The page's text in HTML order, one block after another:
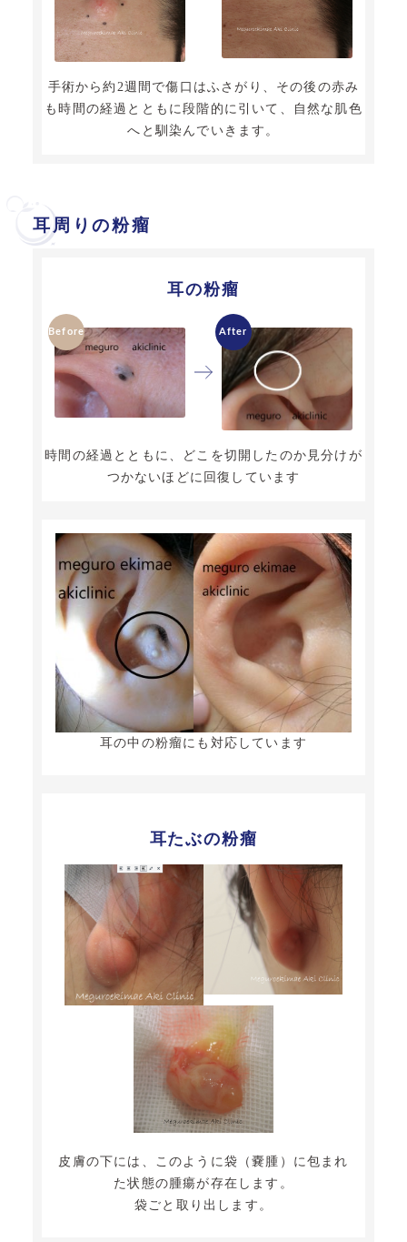
手術から約2週間で傷口はふさがり、その後の赤み
も時間の経過とともに段階的に引いて、自然な肌色
へと馴染んでいきます。
耳周りの粉瘤
耳の粉瘤
時間の経過とともに、どこを切開したのか見分けが
つかないほどに回復しています
耳の中の粉瘤にも対応しています
耳たぶの粉瘤
皮膚の下には、このように袋（嚢腫）に包まれ
た状態の腫瘍が存在します。
袋ごと取り出します。